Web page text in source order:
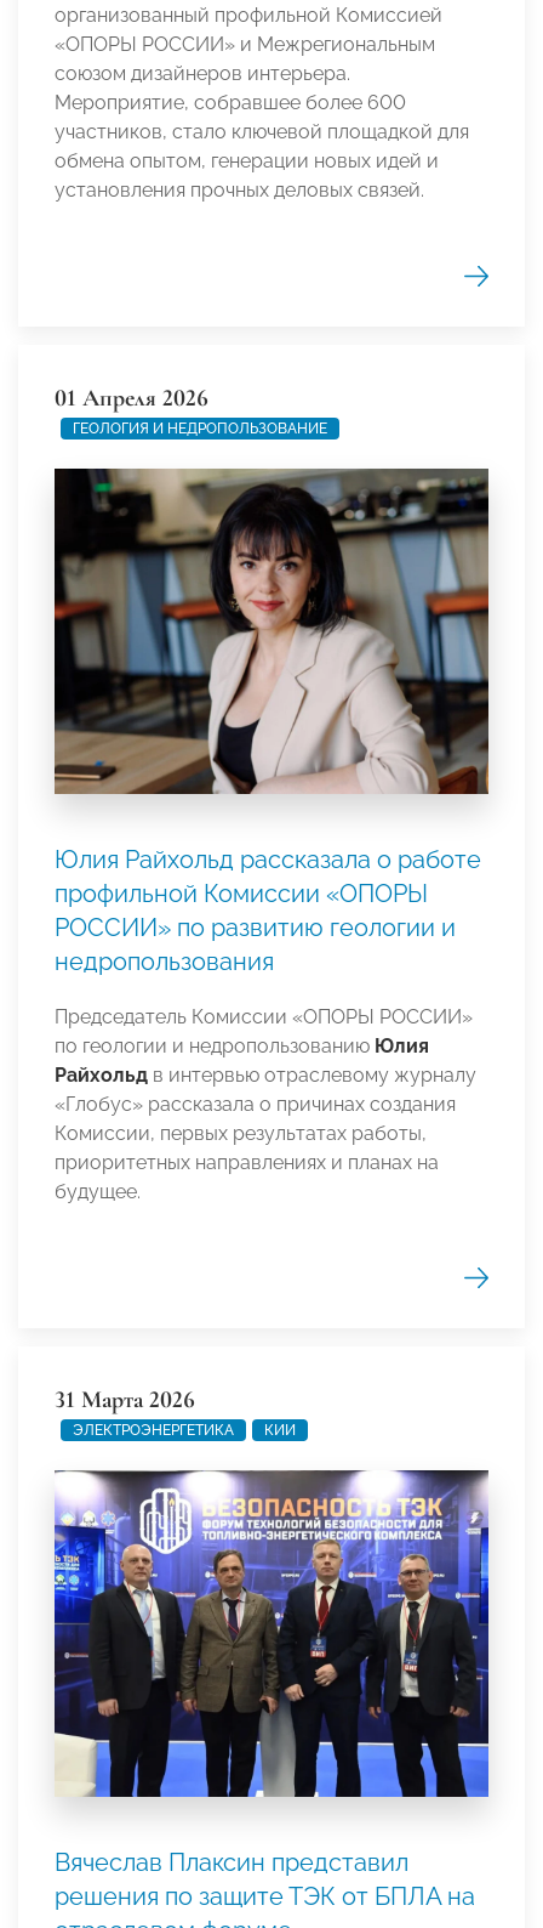
организованный профильной Комиссией
«ОПОРЫ РОССИИ» и Межрегиональным
союзом дизайнеров интерьера.
Мероприятие, собравшее более 600
участников, стало ключевой площадкой для
обмена опытом, генерации новых идей и
установления прочных деловых связей.
01 Апреля 2026
ГЕОЛОГИЯ И НЕДРОПОЛЬЗОВАНИЕ
Юлия Райхольд рассказала о работе
профильной Комиссии «ОПОРЫ
РОССИИ» по развитию геологии и
недропользования
Председатель Комиссии «ОПОРЫ РОССИИ»
по геологии и недропользованию Юлия
Райхольд в интервью отраслевому журналу
«Глобус» рассказала о причинах создания
Комиссии, первых результатах работы,
приоритетных направлениях и планах на
будущее.
31 Марта 2026
ЭЛЕКТРОЭНЕРГЕТИКА КИИ
Вячеслав Плаксин представил
решения по защите ТЭК от БПЛА на